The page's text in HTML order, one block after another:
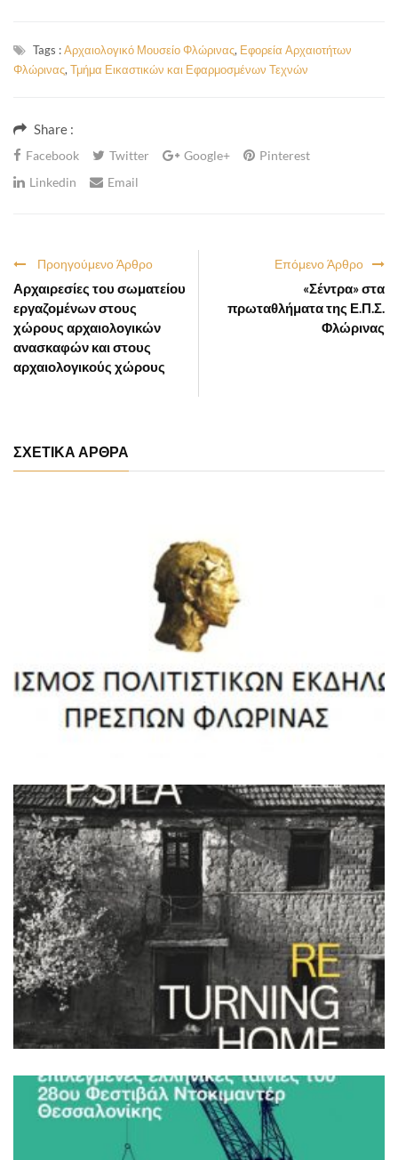
Tags :Αρχαιολογικό Μουσείο Φλώρινας, Εφορεία Αρχαιοτήτων
Φλώρινας, Τμήμα Εικαστικών και Εφαρμοσμένων Τεχνών
Share :
Facebook Twitter Google+
Pinterest
Linkedin
Email
Επόμενο Άρθρο
«Σέντρα» στα
πρωταθλήματα της Ε.Π.Σ.
Φλώρινας
Προηγούμενο Άρθρο
Αρχαιρεσίες του σωματείου
εργαζομένων στους
χώρους αρχαιολογικών
ανασκαφών και στους
αρχαιολογικούς χώρους
ΣΧΕΤΙΚΑ ΑΡΘΡΑ